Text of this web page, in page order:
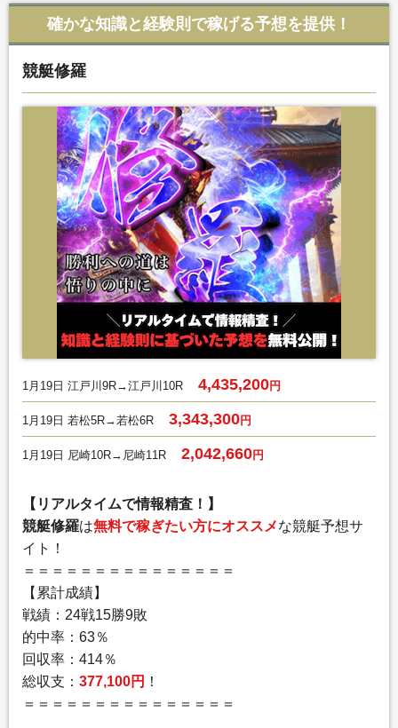
確かな知識と経験則で稼げる予想を提供！
競艇修羅
1月19日 江戸川9R→江戸川10R 4,435,200円
1月19日 若松5R→若松6R 3,343,300円
1月19日 尼崎10R→尼崎11R 2,042,660円
【リアルタイムで情報精査！】
競艇修羅は無料で稼ぎたい方にオススメな競艇予想サ
イト！
＝＝＝＝＝＝＝＝＝＝＝＝＝＝＝
【累計成績】
戦績：24戦15勝9敗
的中率：63％
回収率：414％
総収支： 377,100円 ！
＝＝＝＝＝＝＝＝＝＝＝＝＝＝＝